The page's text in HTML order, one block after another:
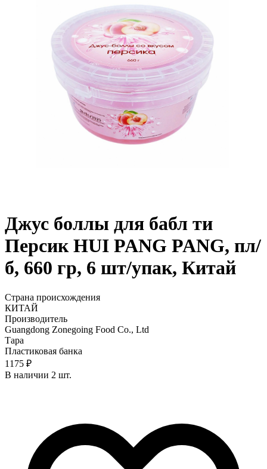
Джус боллы для бабл ти
Персик HUI PANG PANG, пл/
б, 660 гр, 6 шт/упак, Китай
Страна происхождения
КИТАЙ
Производитель
Guangdong Zonegoing Food Co., Ltd
Тара
Пластиковая банка
1175 ₽
В наличии 2 шт.